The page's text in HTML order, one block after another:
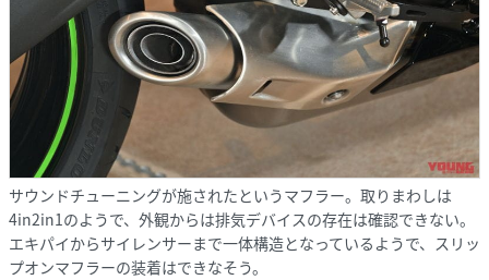
サウンドチューニングが施されたというマフラー。取りまわしは
4in2in1のようで、外観からは排気デバイスの存在は確認できない。
エキパイからサイレンサーまで一体構造となっているようで、スリッ
プオンマフラーの装着はできなそう。